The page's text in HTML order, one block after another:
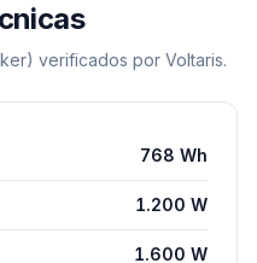
verificados por Voltaris.
768 Wh
1.200 W
1.600 W